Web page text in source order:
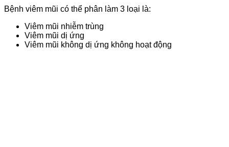
Bệnh viêm mũi có thể phân làm 3 loại là:
Viêm mũi nhiễm trùng
Viêm mũi dị ứng
Viêm mũi không dị ứng không hoạt động